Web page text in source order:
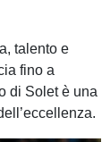
talento e
fino a
di Solet è una